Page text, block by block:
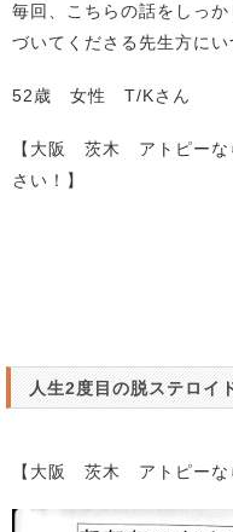
毎回、こちらの話をしっ
づいてくださる先生方にい
52歳 女性 T/Kさん
【大阪 茨木 アトピーな
さい！】
人生2度目の脱ステロイ
【大阪 茨木 アトピーな